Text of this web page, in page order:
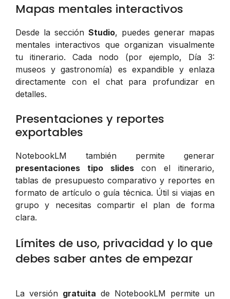
Mapas mentales interactivos
Desde la sección Studio, puedes generar mapas
mentales interactivos que organizan visualmente
tu itinerario. Cada nodo (por ejemplo, Día 3:
museos y gastronomía) es expandible y enlaza
directamente con el chat para profundizar en
detalles.
Presentaciones y reportes
exportables
NotebookLM también permite generar
presentaciones tipo slidescon el itinerario,
tablas de presupuesto comparativo y reportes en
formato de artículo o guía técnica. Útil si viajas en
grupo y necesitas compartir el plan de forma
clara.
Límites de uso, privacidad y lo que
debes saber antes de empezar
La versión gratuita de NotebookLM permite un